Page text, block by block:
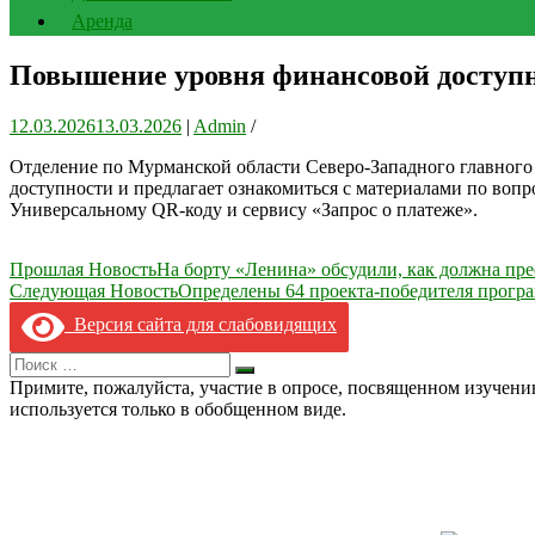
Аренда
Повышение уровня финансовой
12.03.202613.03.2026 | Admin /
Отделение по Мурманской области Северо-Западного
доступности и предлагает ознакомиться с материалами по
Универсальному QR-коду и сервису «Запрос о платеже».
Навигация
по
записям
Прошлая НовостьНа борту «Ленина» обсудили, как должна
Следующая НовостьОпределены 64 проекта-победителя
Версия сайта для слабовидящих
Search
for:
Искать
Примите, пожалуйста, участие в опросе, посвященном
используется только в обобщенном виде.